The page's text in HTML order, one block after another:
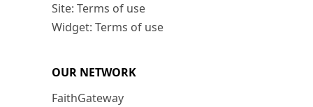
Site: Terms of use
Widget: Terms of use
OUR NETWORK
FaithGateway